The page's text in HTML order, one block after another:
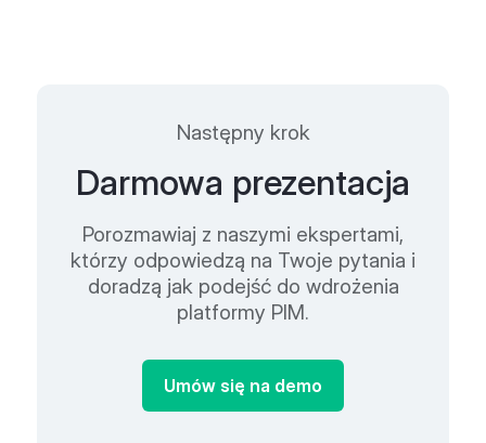
Następny krok
Darmowa prezentacja
Porozmawiaj z naszymi ekspertami,
którzy odpowiedzą na Twoje pytania i
doradzą jak podejść do wdrożenia
platformy PIM.
Umów się na demo